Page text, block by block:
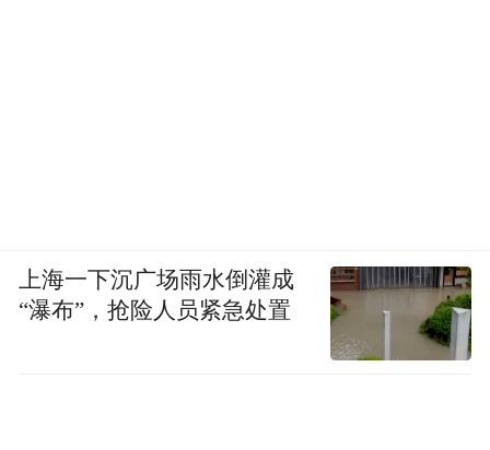
上海一下沉广场雨水倒灌成
“瀑布”，抢险人员紧急处置